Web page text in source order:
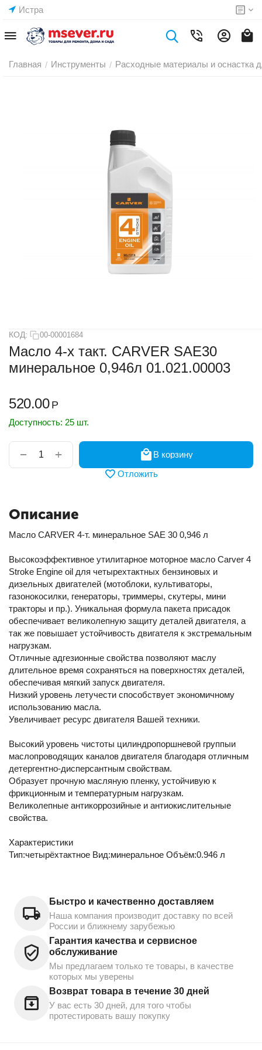
Истра
Главная / Инструменты / Расходные материалы и оснастка
КОД: 00-00001684
Масло 4-х такт. CARVER SAE30
минеральное 0,946л 01.021.00003
520.00 Р
Доступность: 25 шт.
+
−
В корзину
Отложить
Описание
Масло CARVER 4-т. минеральное SAE 30 0,946 л
Высокоэффективное утилитарное моторное масло Carver 4
Stroke Engine oil для четырехтактных бензиновых и
дизельных двигателей (мотоблоки, культиваторы,
газонокосилки, генераторы, триммеры, скутеры, мини
тракторы и пр.). Уникальная формула пакета присадок
обеспечивает великолепную защиту деталей двигателя, а
так же повышает устойчивость двигателя к экстремальным
нагрузкам.
Отличные адгезионные свойства позволяют маслу
длительное время сохраняться на поверхностях деталей,
обеспечивая мягкий запуск двигателя.
Низкий уровень летучести способствует экономичному
использованию масла.
Увеличивает ресурс двигателя Вашей техники.
Высокий уровень чистоты цилиндропоршневой группыи
маслопроводящих каналов двигателя благодаря отличным
детергентно-дисперсантным свойствам.
Образует прочную масляную пленку, устойчивую к
фрикционным и температурным нагрузкам.
Великолепные антикоррозийные и антиокислительные
свойства.
Характеристики
Тип:четырёхтактное Вид:минеральное Объём:0.946 л
Быстро и качественно доставляем
Наша компания производит доставку по всей
России и ближнему зарубежью
Гарантия качества и сервисное
обслуживание
Мы предлагаем только те товары, в качестве
которых мы уверены
Возврат товара в течение 30 дней
У вас есть 30 дней, для того чтобы
протестировать вашу покупку